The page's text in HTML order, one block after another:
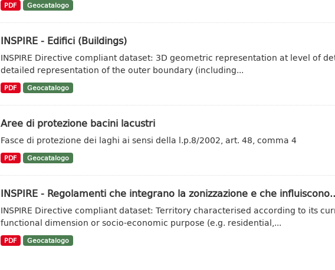
PDF Geocatalogo
INSPIRE - Edifici (Buildings)
INSPIRE Directive compliant dataset: 3D geometric representation at level of
detailed representation of the outer boundary (including...
PDF Geocatalogo
Aree di protezione bacini lacustri
Fasce di protezione dei laghi ai sensi della l.p.8/2002, art. 48, comma 4
PDF Geocatalogo
INSPIRE - Regolamenti che integrano la zonizzazione e che
INSPIRE Directive compliant dataset: Territory characterised according to its
functional dimension or socio-economic purpose (e.g. residential,...
PDF Geocatalogo